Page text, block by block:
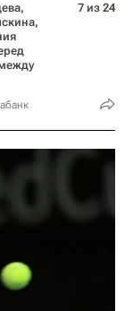
7 из 24